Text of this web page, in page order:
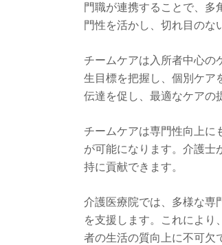
門職が連携することで、多
門性を活かし、切れ目のな
チームケアは入所者中心の
生目標を把握し、個別ケア
伝達を促し、最適なケアの
チームケアは専門性向上に
が可能になります。介護士
持に貢献できます。
介護医療院では、多様な専
を支援します。これによ
者の生活の質向上に不可欠